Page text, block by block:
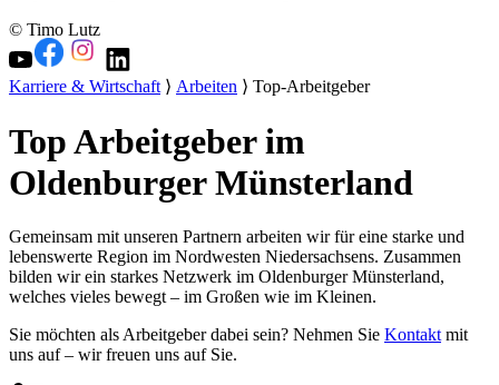
© Timo Lutz
Karriere & Wirtschaft⟩ Arbeiten ⟩ Top-Arbeitgeber
Top Arbeitgeber im
Oldenburger Münsterland
Gemeinsam mit unseren Partnern arbeiten wir für eine starke und
lebenswerte Region im Nordwesten Niedersachsens. Zusammen
bilden wir ein starkes Netzwerk im Oldenburger Münsterland,
welches vieles bewegt – im Großen wie im Kleinen.
Sie möchten als Arbeitgeber dabei sein? Nehmen Sie Kontakt mit
uns auf – wir freuen uns auf Sie.